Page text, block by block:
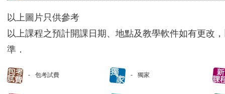
以上圖片只供參考
以上課程之預計開課日期、地點及教學軟件如有更改
準．
包考試費 獨家